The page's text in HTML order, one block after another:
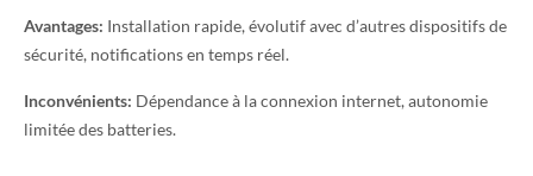
Avantages: Installation rapide, évolutif avec d’autres dispositifs de
sécurité, notifications en temps réel.
Inconvénients: Dépendance à la connexion internet, autonomie
limitée des batteries.